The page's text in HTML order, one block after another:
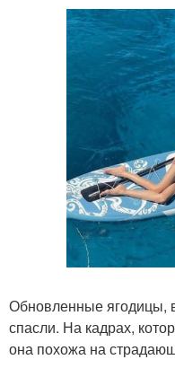
Обновленные ягодицы,
спасли. На кадрах,
она похожа на